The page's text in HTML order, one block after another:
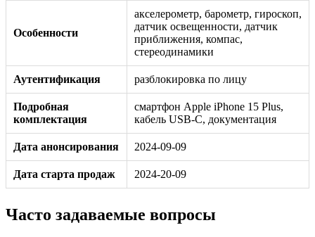
Особенности
акселерометр, барометр, гироскоп,
датчик освещенности, датчик
приближения, компас,
стереодинамики
Аутентификация разблокировка по лицу
Подробная
комплектация
смартфон Apple iPhone 15 Plus,
кабель USB‑C, документация
Дата анонсирования 2024-09-09
Дата старта продаж 2024-20-09
Часто задаваемые вопросы